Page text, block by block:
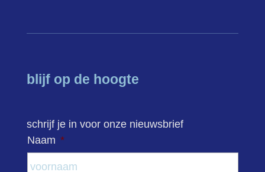
blijf op de hoogte
schrijf je in voor onze nieuwsbrief
Naam *